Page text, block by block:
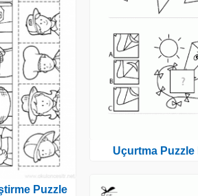
Puzzle
Uçurtma Puzzle